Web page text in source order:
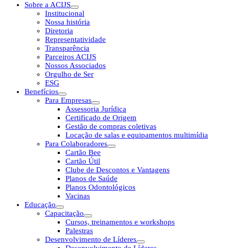
Sobre a ACIJS
Institucional
Nossa história
Diretoria
Representatividade
Transparência
Parceiros ACIJS
Nossos Associados
Orgulho de Ser
ESG
Benefícios
Para Empresas
Assessoria Jurídica
Certificado de Origem
Gestão de compras coletivas
Locação de salas e equipamentos multimídia
Para Colaboradores
Cartão Bee
Cartão Útil
Clube de Descontos e Vantagens
Planos de Saúde
Planos Odontológicos
Vacinas
Educação
Capacitação
Cursos, treinamentos e workshops
Palestras
Desenvolvimento de Líderes